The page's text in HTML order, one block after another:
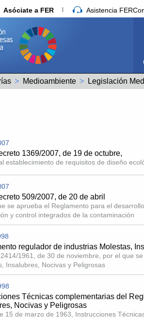
Asóciate a FER Asistencia
Medioambiente
1369/2007, de 19 de octubre,
establecimiento de requisitos de diseño
509/2007, de 20 de abril
se aprueba el Reglamento para el
y control integrados de la contaminación
regulador de industrias Molestas,
1961, de 30 de noviembre, por el que
Insalubres, Nocivas y Peligrosas
Técnicas complementarias del
Nocivas y Peligrosas
15 de marzo de 1963, Instrucciones